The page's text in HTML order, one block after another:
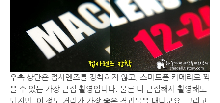
우측 상단은 접사렌즈를 장착하지 않고, 스마트폰 카메라로 찍
을 수 있는 가장 근접 촬영입니다. 물론 더 근접해서 촬영해도
되지만, 이 정도 거리가 가장 좋은 결과물을 내더군요. 그리고